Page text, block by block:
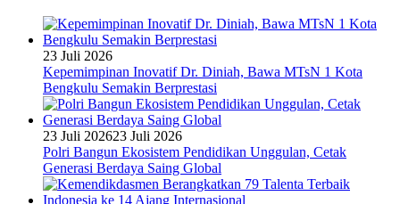
23 Juli 2026
Kepemimpinan Inovatif Dr. Diniah, Bawa MTsN 1 Kota
Bengkulu Semakin Berprestasi
23 Juli 202623 Juli 2026
Polri Bangun Ekosistem Pendidikan Unggulan, Cetak
Generasi Berdaya Saing Global